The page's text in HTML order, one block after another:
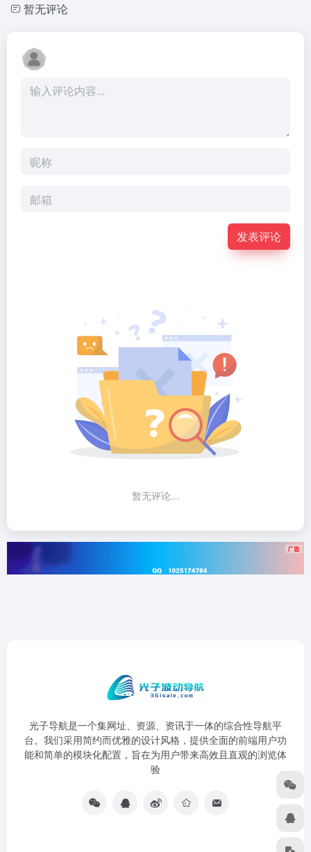
暂无评论
发表评论
暂无评论...
光子导航是一个集网址、资源、资讯于一体的综合性导航平
台。我们采用简约而优雅的设计风格，提供全面的前端用户功
能和简单的模块化配置，旨在为用户带来高效且直观的浏览体
验